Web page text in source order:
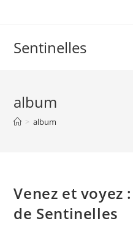
Sentinelles
album
> album
Venez et voyez
de Sentinelles